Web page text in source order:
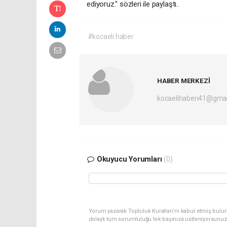
ediyoruz." sözleri ile paylaştı..
#kocaeli haber
HABER MERKEZİ
Okuyucu Yorumları (0)
Yorum yazarak Topluluk Kuralları’nı kabul etmiş
dolaylı tüm sorumluluğu tek başınıza